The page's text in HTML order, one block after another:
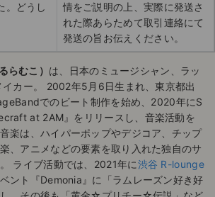
。どうし
情をご説明の上、実際に発送さ
れた際あらためて取引連絡にて
発送の旨お伝えください。
むこ） は、日本のミュージシャン、ラッ
カー。 2002年5月6日生まれ、東京都出
でのビート制作を始め、2020年にS
at 2AM』をリリースし、音楽活動を
楽は、ハイパーポップやデジコア、チップ
、アニメなどの要素を取り入れた独自のサ
ライブ活動では、2021年に渋谷 R-lounge
ント『Demonia』に「ラムレーズン好き好